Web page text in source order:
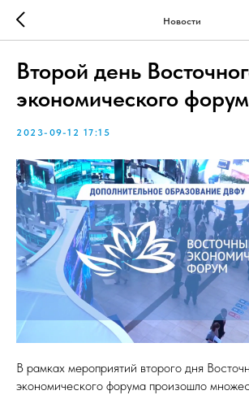
Новости
Второй день
экономического
2023-09-12 17:15
В рамках мероприятий второго дня
экономического форума произошло